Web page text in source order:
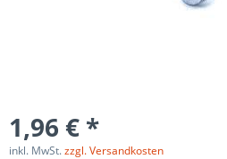
1,96 € *
inkl. MwSt.zzgl. Versandkosten